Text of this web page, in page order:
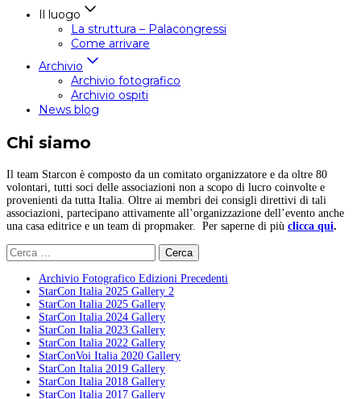
Il luogo
La struttura – Palacongressi
Come arrivare
Archivio
Archivio fotografico
Archivio ospiti
News blog
Chi siamo
Il team Starcon è composto da un comitato organizzatore e da oltre 80
volontari, tutti soci delle associazioni non a scopo di lucro coinvolte e
provenienti da tutta Italia. Oltre ai membri dei consigli direttivi di tali
associazioni, partecipano attivamente all’organizzazione dell’evento anche
una casa editrice e un team di propmaker. Per saperne di più clicca qui.
Ricerca
per:
Archivio Fotografico Edizioni Precedenti
StarCon Italia 2025 Gallery 2
StarCon Italia 2025 Gallery
StarCon Italia 2024 Gallery
StarCon Italia 2023 Gallery
StarCon Italia 2022 Gallery
StarConVoi Italia 2020 Gallery
StarCon Italia 2019 Gallery
StarCon Italia 2018 Gallery
StarCon Italia 2017 Gallery